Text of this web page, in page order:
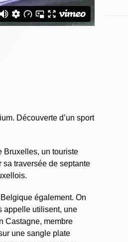
Découverte d’un sport
Bruxelles, un touriste
sa traversée de septante
également. On
appelle utilisent, une
Castagne, membre
une sangle plate